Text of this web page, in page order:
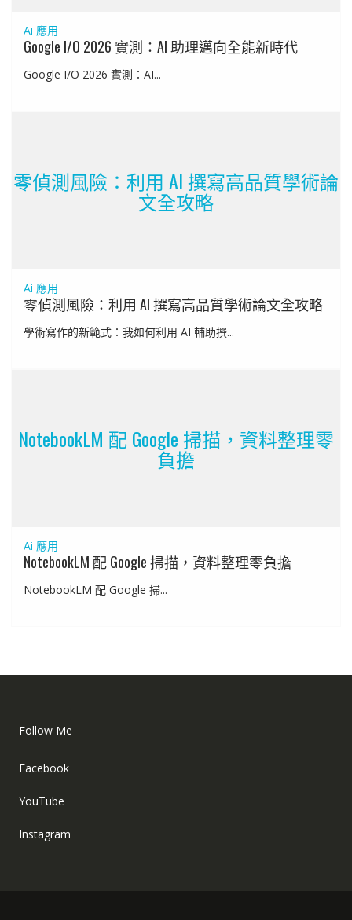
Ai 應用
Google I/O 2026 實測：AI 助理邁向全能新時代
Google I/O 2026 實測：AI...
零偵測風險：利用 AI 撰寫高品質學術論
文全攻略
Ai 應用
零偵測風險：利用 AI 撰寫高品質學術論文全攻略
學術寫作的新範式：我如何利用 AI 輔助撰...
NotebookLM 配 Google 掃描，資料整理零
負擔
Ai 應用
NotebookLM 配 Google 掃描，資料整理零負擔
NotebookLM 配 Google 掃...
Follow Me
Facebook
YouTube
Instagram